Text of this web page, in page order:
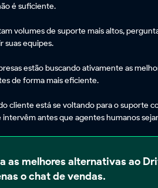
é suficiente.
volumes de suporte mais altos,
suas equipes.
estão buscando ativamente as
de forma mais eficiente.
cliente está se voltando para o suporte
intervêm antes que agentes humanos
as melhores alternativas ao
o chat de vendas.